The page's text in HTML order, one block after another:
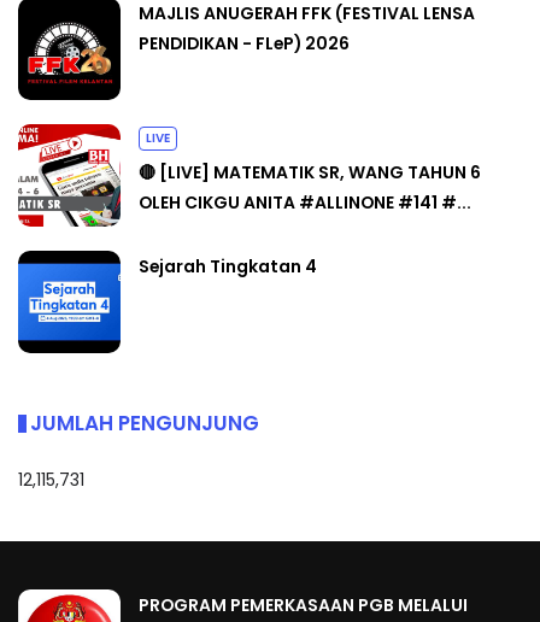
MAJLIS ANUGERAH FFK (FESTIVAL LENSA
PENDIDIKAN - FLeP) 2026
LIVE
🔴 [LIVE] MATEMATIK SR, WANG TAHUN 6
OLEH CIKGU ANITA #ALLINONE #141 #...
Sejarah Tingkatan 4
JUMLAH PENGUNJUNG
12,115,731
PROGRAM PEMERKASAAN PGB MELALUI